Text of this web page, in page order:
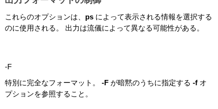
これらのオプションは、 ps によって表示される情報を選択する
のに使用される。 出力は流儀によって異なる可能性がある。
-F
特別に完全なフォーマット。 -F が暗黙のうちに指定する -f オ
プションを参照すること。